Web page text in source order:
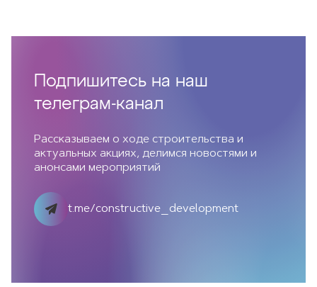
Подпишитесь на наш
телеграм-канал
Рассказываем о ходе строительства и
актуальных акциях, делимся новостями и
анонсами мероприятий
t.me/constructive_development